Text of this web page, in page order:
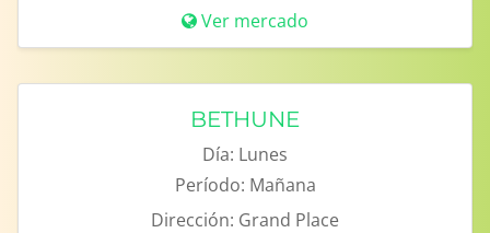
Ver mercado
BETHUNE
Día: Lunes
Período: Mañana
Dirección: Grand Place